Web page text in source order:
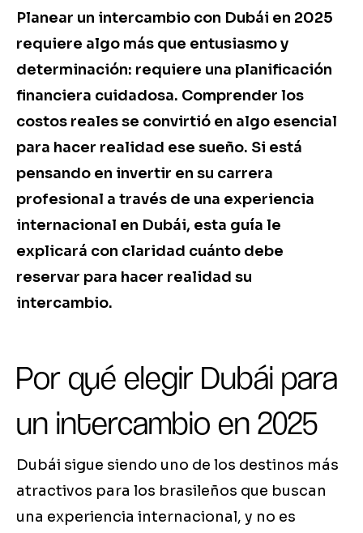
Planear un intercambio con Dubái en 2025
requiere algo más que entusiasmo y
determinación: requiere una planificación
financiera cuidadosa. Comprender los
costos reales se convirtió en algo esencial
para hacer realidad ese sueño. Si está
pensando en invertir en su carrera
profesional a través de una experiencia
internacional en Dubái, esta guía le
explicará con claridad cuánto debe
reservar para hacer realidad su
intercambio.
Por qué elegir Dubái para
un intercambio en 2025
Dubái sigue siendo uno de los destinos más
atractivos para los brasileños que buscan
una experiencia internacional, y no es